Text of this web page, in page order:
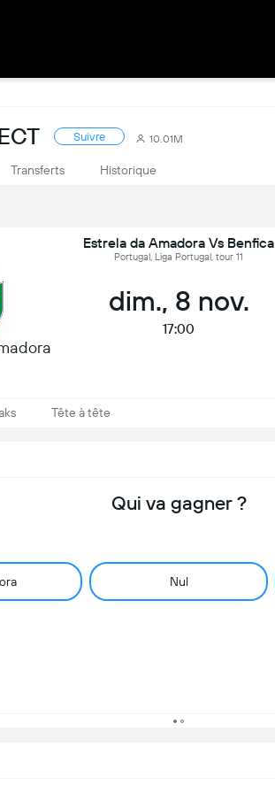
Suivre 10.01M
Transferts Historique
Estrela da Amadora Vs Benfica
Portugal, Liga Portugal, tour 11
dim., 8 nov.
17:00
Tête à tête
Qui va gagner ?
Nul